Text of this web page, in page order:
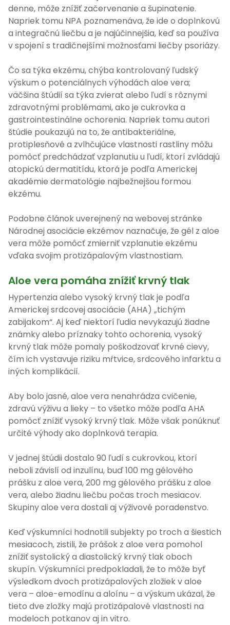
denne, môže znížiť začervenanie a šupinatenie.
Napriek tomu NPA poznamenáva, že ide o doplnkovú
a integračnú liečbu a je najúčinnejšia, keď sa používa
v spojení s tradičnejšími možnosťami liečby psoriázy.
Čo sa týka ekzému, chýba kontrolovaný ľudský
výskum o potenciálnych výhodách aloe vera;
väčšina štúdií sa týka zvierat alebo ľudí s rôznymi
zdravotnými problémami, ako je cukrovka a
gastrointestinálne ochorenia. Napriek tomu autori
štúdie poukazujú na to, že antibakteriálne,
protiplesňové a zvlhčujúce vlastnosti rastliny môžu
pomôcť predchádzať vzplanutiu u ľudí, ktorí zvládajú
atopickú dermatitídu, ktorá je podľa Americkej
akadémie dermatológie najbežnejšou formou
ekzému.
Podobne článok uverejnený na webovej stránke
Národnej asociácie ekzémov naznačuje, že gél z aloe
vera môže pomôcť zmierniť vzplanutie ekzému
vďaka svojim protizápalovým vlastnostiam.
Aloe vera pomáha znížiť krvný tlak
Hypertenzia alebo vysoký krvný tlak je podľa
Americkej srdcovej asociácie (AHA) „tichým
zabijakom“. Aj keď niektorí ľudia nevykazujú žiadne
známky alebo príznaky tohto ochorenia, vysoký
krvný tlak môže pomaly poškodzovať krvné cievy,
čím ich vystavuje riziku mŕtvice, srdcového infarktu a
iných komplikácií.
Aby bolo jasné, aloe vera nenahrádza cvičenie,
zdravú výživu a lieky – to všetko môže podľa AHA
pomôcť znížiť vysoký krvný tlak. Môže však ponúknuť
určité výhody ako doplnková terapia.
V jednej štúdii dostalo 90 ľudí s cukrovkou, ktorí
neboli závislí od inzulínu, buď 100 mg gélového
prášku z aloe vera, 200 mg gélového prášku z aloe
vera, alebo žiadnu liečbu počas troch mesiacov.
Skupiny aloe vera dostali aj výživové poradenstvo.
Keď výskumníci hodnotili subjekty po troch a šiestich
mesiacoch, zistili, že prášok z aloe vera pomohol
znížiť systolický a diastolický krvný tlak oboch
skupín. Výskumníci predpokladali, že to môže byť
výsledkom dvoch protizápalových zložiek v aloe
vera – aloe-emodínu a aloínu – a výskum ukázal, že
tieto dve zložky majú protizápalové vlastnosti na
modeloch potkanov aj in vitro.